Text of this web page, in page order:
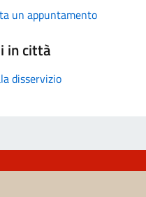
un appuntamento
in città
disservizio